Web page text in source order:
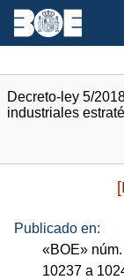
Decreto-ley 5/
industriales
Publicado en:
«BOE» núm.
10237 a